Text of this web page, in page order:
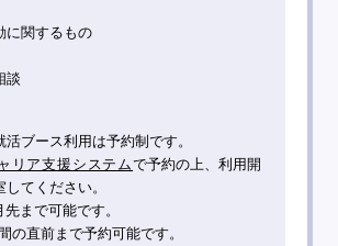
に関するもの
談
活ブース利用は予約制です。
リア支援システムで予約の上、利用開
てください。
まで可能です。
の直前まで予約可能です。